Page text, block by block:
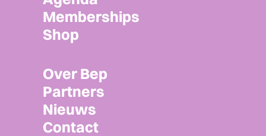
Memberships
Shop
Over Bep
Partners
Nieuws
Contact